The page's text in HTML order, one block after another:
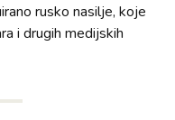
rusko nasilje, koje
i drugih medijskih